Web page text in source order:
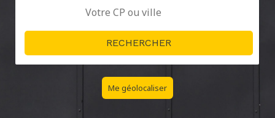
Me géolocaliser